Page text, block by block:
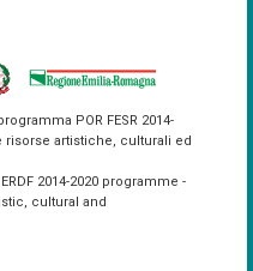
POR FESR 2014-
risorse artistiche, culturali ed
2014-2020 programme -
cultural and